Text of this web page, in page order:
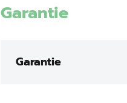
Garantie
Garantie